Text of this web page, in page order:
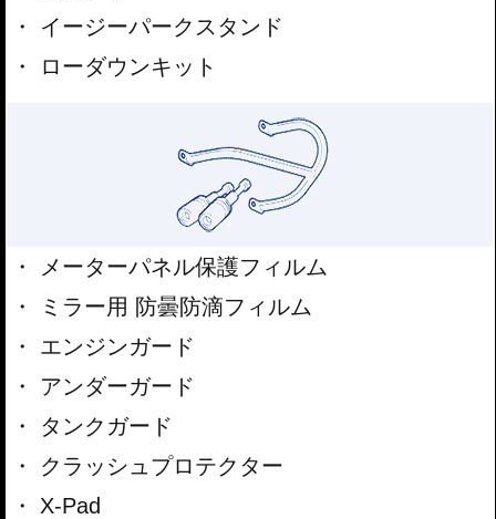
イージーパークスタンド
ローダウンキット
メーターパネル保護フィルム
ミラー用 防曇防滴フィルム
エンジンガード
アンダーガード
タンクガード
クラッシュプロテクター
X-Pad